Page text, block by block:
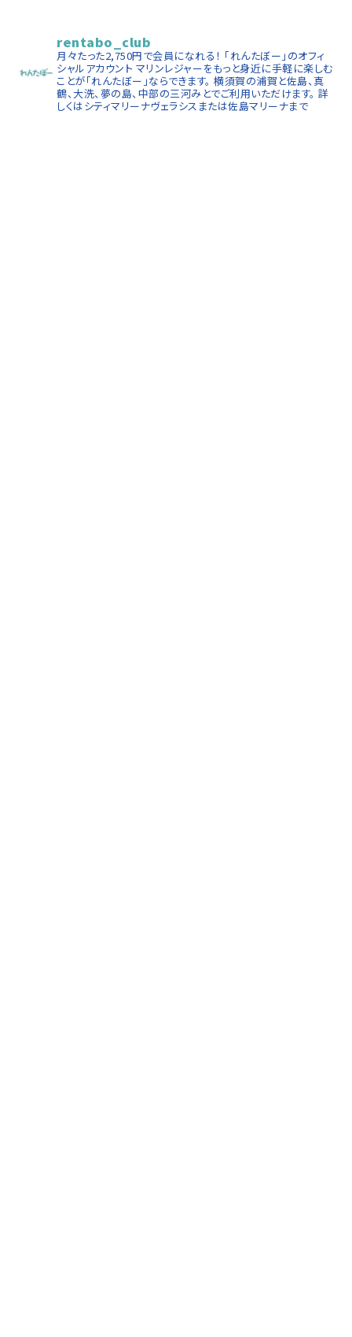
rentabo_club
月々たった2,750円で会員になれる！ 「れんたぼー」のオフィ
シャルアカウント マリンレジャーをもっと身近に手軽に楽しむ
ことが「れんたぼー」ならできます。 横須賀の浦賀と佐島、真
鶴、大洗、夢の島、中部の三河みとでご利用いただけます。 詳
しくはシティマリーナヴェラシスまたは佐島マリーナまで